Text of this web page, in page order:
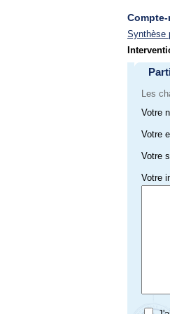
Synthèse
Les
Votre
Votre
Votre
Votre